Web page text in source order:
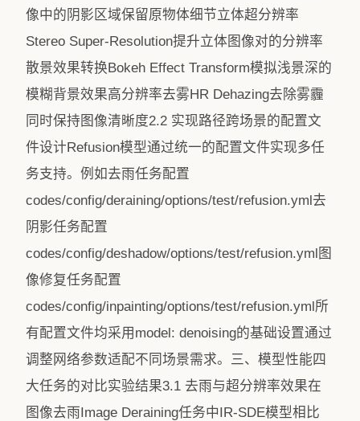
像中的阴影区域保留原物体细节立体超分辨率
Stereo Super-Resolution提升立体图像对的分辨率
散景效果转换Bokeh Effect Transform模拟浅景深的
模糊背景效果高分辨率去雾HR Dehazing去除雾霾
同时保持图像清晰度2.2 实现路径跨场景的配置文
件设计Refusion模型通过统一的配置文件实现多任
务支持。例如去雨任务配置
codes/config/deraining/options/test/refusion.yml去
阴影任务配置
codes/config/deshadow/options/test/refusion.yml图
像修复任务配置
codes/config/inpainting/options/test/refusion.yml所
有配置文件均采用model: denoising的基础设置通过
调整网络参数适配不同场景需求。三、模型性能四
大任务的对比实验结果3.1 去雨与超分辨率效果在
图像去雨Image Deraining任务中IR-SDE模型相比